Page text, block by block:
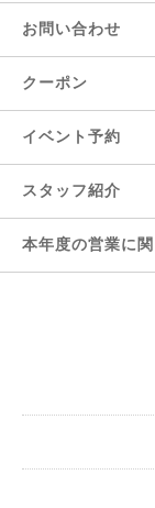
お問い合わせ
クーポン
イベント予約
スタッフ紹介
本年度の営業に